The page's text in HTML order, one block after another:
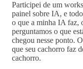
Participei de um
painel sobre IA, e
o que a minha IA faz,
perguntamos o que
chegou nesse ponto.
que seu cachorro faz
cachorro.